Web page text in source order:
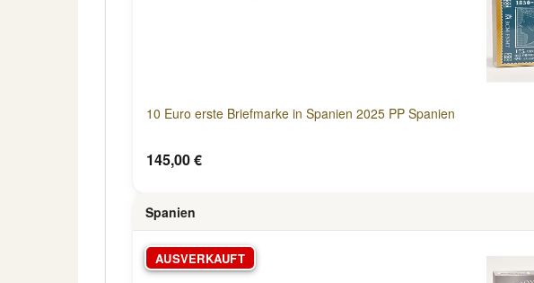
10 Euro erste Briefmarke in Spanien 2025 PP Spanien
145,00 €
Spanien
AUSVERKAUFT